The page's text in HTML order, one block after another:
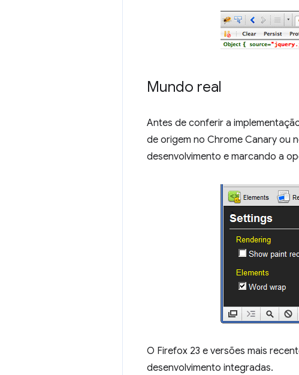
Mundo real
Antes de conferir a
de origem no Chrome Canary ou
desenvolvimento e marcando a
O Firefox 23 e versões mais
desenvolvimento integradas.